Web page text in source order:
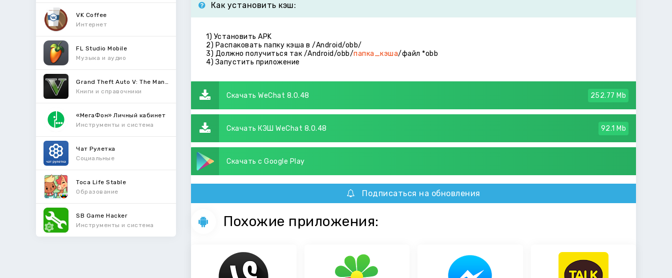
VK Coffee
Интернет
FL Studio Mobile
Музыка и аудио
Книги и справочники
«МегаФон» Личный кабинет
Инструменты и система
Чат Рулетка
Социальные
Toca Life Stable
Образование
SB Game Hacker
Инструменты и система
Как установить кэш:
1) Установить APK
2) Распаковать папку кэша в /Android/obb/
3) Должно получиться так /Android/obb/папка_кэша/файл *obb
4) Запустить приложение
Скачать WeChat 8.0.48 252.77 Mb
Скачать КЭШ WeChat 8.0.48 92.1 Mb
Скачать с Google Play
Подписаться на обновления
Похожие приложения: